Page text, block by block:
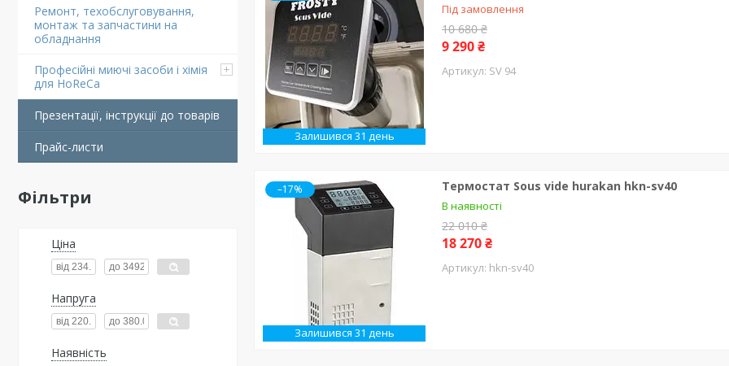
Ремонт, техобслуговування,
монтаж та запчастини на
обладнання
Професійні миючі засоби і хімія
для HoReCa
Презентації, інструкції до товарів
Прайс-листи
Фільтри
Ціна
Напруга
Наявність
Залишився 31 день
Під замовлення
10 680 ₴
9 290 ₴
SV 94
–17%
Залишився 31 день
Термостат Sous vide hurakan hkn-sv40
В наявності
22 010 ₴
18 270 ₴
hkn-sv40